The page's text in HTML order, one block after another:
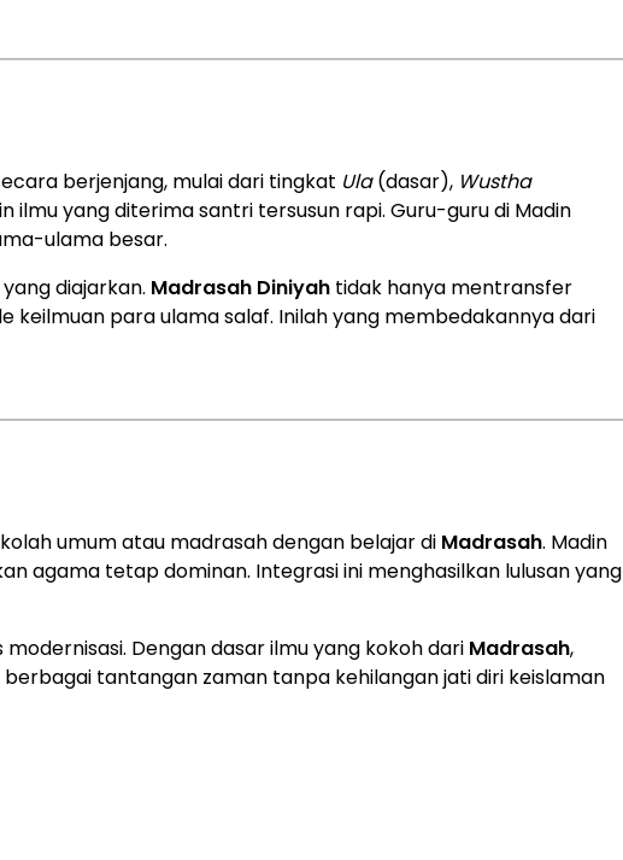
berjenjang, mulai dari tingkat Ula(dasar), Wustha
ilmu yang diterima santri tersusun rapi. Guru-guru di Madin
ulama besar.
diajarkan. Madrasah Diniyah tidak hanya mentransfer
para ulama salaf. Inilah yang membedakannya dari
umum atau madrasah dengan belajar di Madrasah. Madin
agama tetap dominan. Integrasi ini menghasilkan lulusan yang
Dengan dasar ilmu yang kokoh dari Madrasah,
tantangan zaman tanpa kehilangan jati diri keislaman